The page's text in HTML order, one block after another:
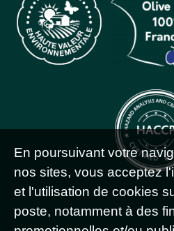
En poursuivant votre
nos sites, vous acceptez
et l'utilisation de cookies
poste, notamment à des